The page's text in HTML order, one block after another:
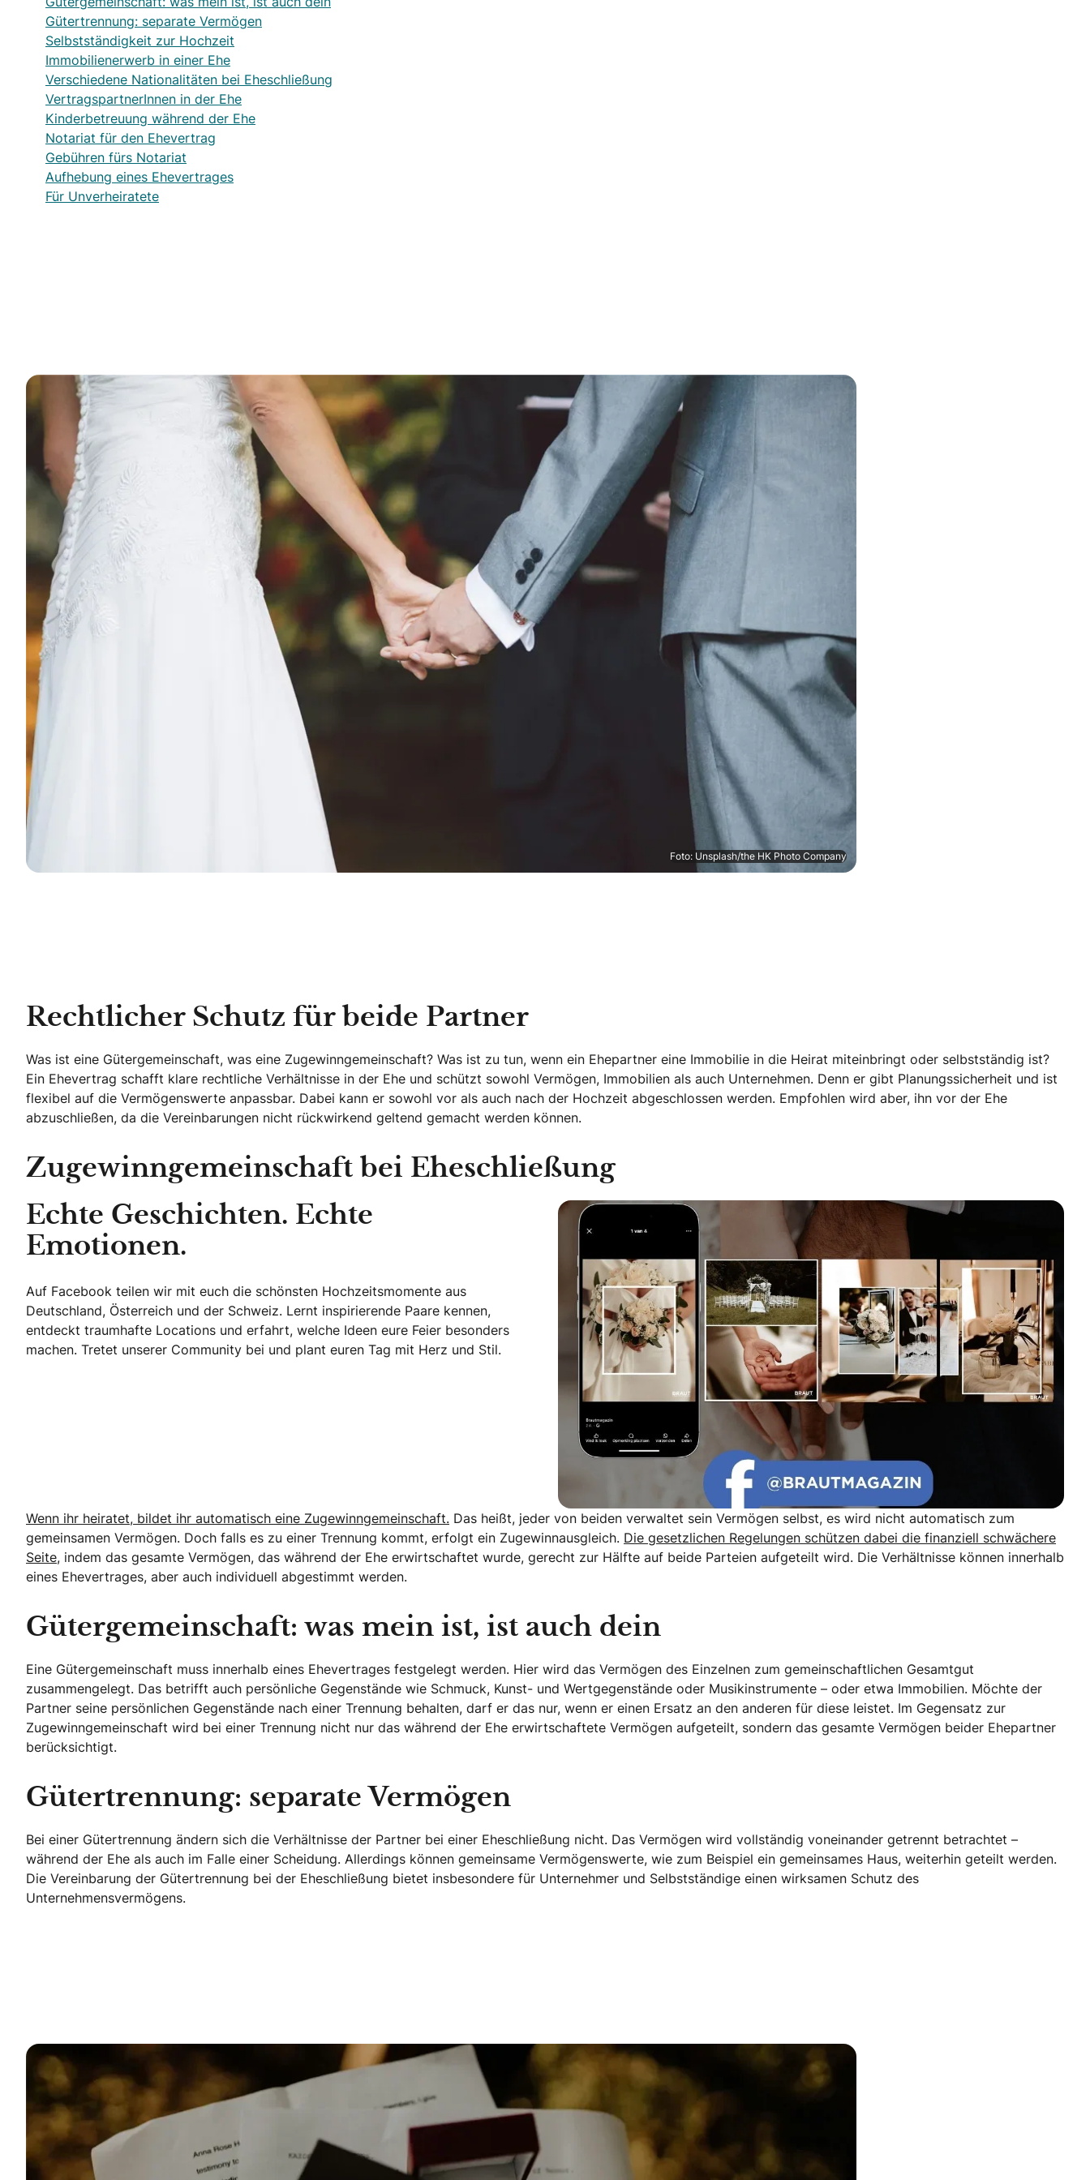
Gütertrennung: separate Vermögen
Selbstständigkeit zur Hochzeit
Immobilienerwerb in einer Ehe
Verschiedene Nationalitäten bei Eheschließung
VertragspartnerInnen in der Ehe
Kinderbetreuung während der Ehe
Notariat für den Ehevertrag
Gebühren fürs Notariat
Aufhebung eines Ehevertrages
Für Unverheiratete
Foto: Unsplash/the HK Photo Company
Rechtlicher Schutz für beide Partner
Was ist eine Gütergemeinschaft, was eine Zugewinngemeinschaft? Was ist zu tun, wenn ein Ehepartner eine Immobilie in die Heirat miteinbringt oder selbstständig ist?
Ein Ehevertrag schafft klare rechtliche Verhältnisse in der Ehe und schützt sowohl Vermögen, Immobilien als auch Unternehmen. Denn er gibt Planungssicherheit und ist
flexibel auf die Vermögenswerte anpassbar. Dabei kann er sowohl vor als auch nach der Hochzeit abgeschlossen werden. Empfohlen wird aber, ihn vor der Ehe
abzuschließen, da die Vereinbarungen nicht rückwirkend geltend gemacht werden können.
Zugewinngemeinschaft bei Eheschließung
Echte Geschichten. Echte
Emotionen.
Auf Facebook teilen wir mit euch die schönsten Hochzeitsmomente aus
Deutschland, Österreich und der Schweiz. Lernt inspirierende Paare kennen,
entdeckt traumhafte Locations und erfahrt, welche Ideen eure Feier besonders
machen. Tretet unserer Community bei und plant euren Tag mit Herz und Stil.
Wenn ihr heiratet, bildet ihr automatisch eine Zugewinngemeinschaft. Das heißt, jeder von beiden verwaltet sein Vermögen selbst, es wird nicht automatisch zum
gemeinsamen Vermögen. Doch falls es zu einer Trennung kommt, erfolgt ein Zugewinnausgleich. Die gesetzlichen Regelungen schützen dabei die finanziell schwächere
Seite, indem das gesamte Vermögen, das während der Ehe erwirtschaftet wurde, gerecht zur Hälfte auf beide Parteien aufgeteilt wird. Die Verhältnisse können innerhalb
eines Ehevertrages, aber auch individuell abgestimmt werden.
Gütergemeinschaft: was mein ist, ist auch dein
Eine Gütergemeinschaft muss innerhalb eines Ehevertrages festgelegt werden. Hier wird das Vermögen des Einzelnen zum gemeinschaftlichen Gesamtgut
zusammengelegt. Das betrifft auch persönliche Gegenstände wie Schmuck, Kunst- und Wertgegenstände oder Musikinstrumente – oder etwa Immobilien. Möchte der
Partner seine persönlichen Gegenstände nach einer Trennung behalten, darf er das nur, wenn er einen Ersatz an den anderen für diese leistet. Im Gegensatz zur
Zugewinngemeinschaft wird bei einer Trennung nicht nur das während der Ehe erwirtschaftete Vermögen aufgeteilt, sondern das gesamte Vermögen beider Ehepartner
berücksichtigt.
Gütertrennung: separate Vermögen
Bei einer Gütertrennung ändern sich die Verhältnisse der Partner bei einer Eheschließung nicht. Das Vermögen wird vollständig voneinander getrennt betrachtet –
während der Ehe als auch im Falle einer Scheidung. Allerdings können gemeinsame Vermögenswerte, wie zum Beispiel ein gemeinsames Haus, weiterhin geteilt werden.
Die Vereinbarung der Gütertrennung bei der Eheschließung bietet insbesondere für Unternehmer und Selbstständige einen wirksamen Schutz des
Unternehmensvermögens.